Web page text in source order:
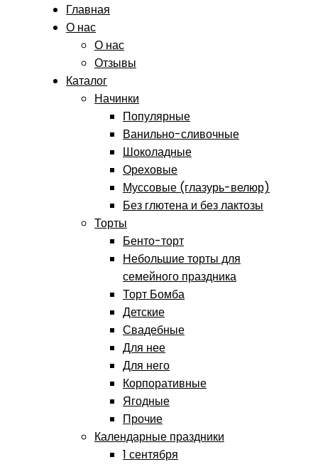
Главная
О нас
О нас
Отзывы
Каталог
Начинки
Популярные
Ванильно-сливочные
Шоколадные
Ореховые
Муссовые (глазурь-велюр)
Без глютена и без лактозы
Торты
Бенто-торт
Небольшие торты для
семейного праздника
Торт Бомба
Детские
Свадебные
Для нее
Для него
Корпоративные
Ягодные
Прочие
Календарные праздники
1 сентября